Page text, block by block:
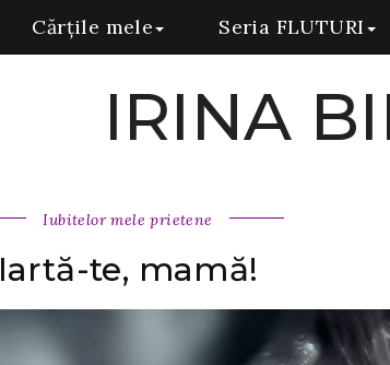
Cărțile mele Seria FLUTURI
IRINA
Iubitelor mele prietene
Iartă-te, mamă!